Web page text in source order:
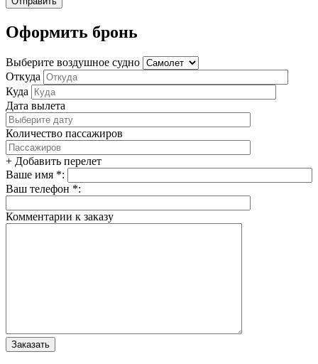
Оформить бронь
Выберите воздушное судно
Откуда
Куда
Дата вылета
Количество пассажиров
+ Добавить перелет
Ваше имя *:
Ваш телефон *:
Комментарии к заказу